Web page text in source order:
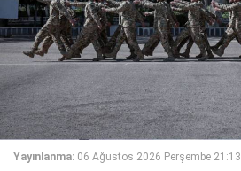
Yayınlanma: 06 Ağustos 2026 Perşembe 21:13